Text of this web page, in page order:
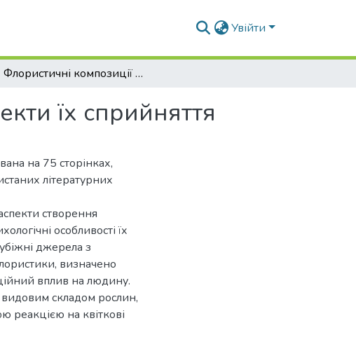
Увійти
Флористичні композиції та психологічні аспекти їх сприйняття
їх сприйняття
на 75 сторінках,
літературних
створення
особливості їх
джерела з
визначено
вплив на людину.
видовим складом рослин,
реакцією на квіткові